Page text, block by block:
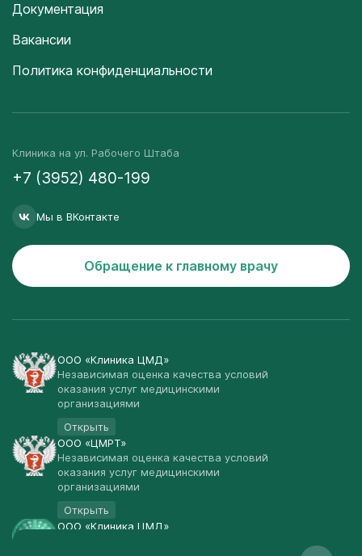
Документация
Вакансии
Политика конфиденциальности
Клиника на ул. Рабочего Штаба
+7 (3952) 480-199
Мы в ВКонтакте
Обращение к главному врачу
ООО «Клиника ЦМД»
Независимая оценка качества условий
оказания услуг медицинскими
организациями
Открыть
ООО «ЦМРТ»
Независимая оценка качества условий
оказания услуг медицинскими
организациями
Открыть
ООО «Клиника ЦМД»